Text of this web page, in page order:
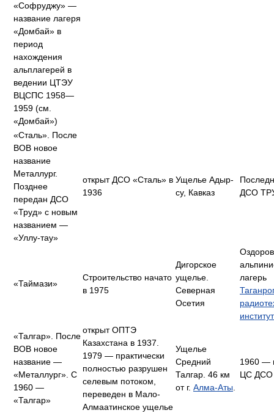
«Софруджу» —
название лагеря
«Домбай» в
период
нахождения
альплагерей в
ведении ЦТЭУ
ВЦСПС 1958—
1959 (см.
«Домбай»)
«Сталь». После
ВОВ новое
название
Металлург.
Позднее
передан ДСО
«Труд» с новым
названием —
«Уллу-тау»
открыт ДСО «Сталь» в
1936
Ущелье Адыр-
су, Кавказ
ДСО
«Таймази»
Строительство начато
в 1975
Дигорское
ущелье.
Северная
Осетия
лагерь
«Талгар». После
ВОВ новое
название —
«Металлург». C
1960 —
«Талгар»
открыт ОПТЭ
Казахстана в 1937.
1979 — практически
полностью разрушен
селевым потоком,
переведен в Мало-
Алмаатинское ущелье
Ущелье
Средний
Талгар. 46 км
от г. Алма-Аты.
1960 —
ЦС ДСО